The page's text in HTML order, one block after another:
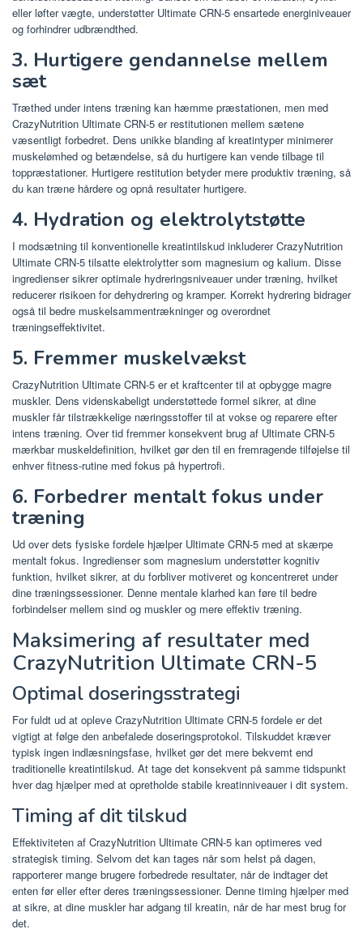
eller løfter vægte, understøtter Ultimate CRN-5 ensartede energiniveauer
og forhindrer udbrændthed.
3. Hurtigere gendannelse mellem
sæt
Træthed under intens træning kan hæmme præstationen, men med
CrazyNutrition Ultimate CRN-5 er restitutionen mellem sætene
væsentligt forbedret. Dens unikke blanding af kreatintyper minimerer
muskelømhed og betændelse, så du hurtigere kan vende tilbage til
toppræstationer. Hurtigere restitution betyder mere produktiv træning, så
du kan træne hårdere og opnå resultater hurtigere.
4. Hydration og elektrolytstøtte
I modsætning til konventionelle kreatintilskud inkluderer CrazyNutrition
Ultimate CRN-5 tilsatte elektrolytter som magnesium og kalium. Disse
ingredienser sikrer optimale hydreringsniveauer under træning, hvilket
reducerer risikoen for dehydrering og kramper. Korrekt hydrering bidrager
også til bedre muskelsammentrækninger og overordnet
træningseffektivitet.
5. Fremmer muskelvækst
CrazyNutrition Ultimate CRN-5 er et kraftcenter til at opbygge magre
muskler. Dens videnskabeligt understøttede formel sikrer, at dine
muskler får tilstrækkelige næringsstoffer til at vokse og reparere efter
intens træning. Over tid fremmer konsekvent brug af Ultimate CRN-5
mærkbar muskeldefinition, hvilket gør den til en fremragende tilføjelse til
enhver fitness-rutine med fokus på hypertrofi.
6. Forbedrer mentalt fokus under
træning
Ud over dets fysiske fordele hjælper Ultimate CRN-5 med at skærpe
mentalt fokus. Ingredienser som magnesium understøtter kognitiv
funktion, hvilket sikrer, at du forbliver motiveret og koncentreret under
dine træningssessioner. Denne mentale klarhed kan føre til bedre
forbindelser mellem sind og muskler og mere effektiv træning.
Maksimering af resultater med
CrazyNutrition Ultimate CRN-5
Optimal doseringsstrategi
For fuldt ud at opleve CrazyNutrition Ultimate CRN-5 fordele er det
vigtigt at følge den anbefalede doseringsprotokol. Tilskuddet kræver
typisk ingen indlæsningsfase, hvilket gør det mere bekvemt end
traditionelle kreatintilskud. At tage det konsekvent på samme tidspunkt
hver dag hjælper med at opretholde stabile kreatinniveauer i dit system.
Timing af dit tilskud
Effektiviteten af ​​CrazyNutrition Ultimate CRN-5 kan optimeres ved
strategisk timing. Selvom det kan tages når som helst på dagen,
rapporterer mange brugere forbedrede resultater, når de indtager det
enten før eller efter deres træningssessioner. Denne timing hjælper med
at sikre, at dine muskler har adgang til kreatin, når de har mest brug for
det.